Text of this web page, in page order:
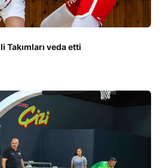
Takımları veda etti